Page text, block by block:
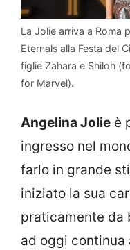
La Jolie arriva a Roma
Eternals alla Festa del
figlie Zahara e Shiloh
for Marvel).
Angelina Jolie è
ingresso nel
farlo in grande
iniziato la sua
praticamente da
ad oggi continua